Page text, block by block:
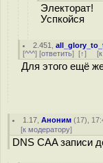
Электорат!
Успкойся
2.451 ,
[^^^] [ответить] [↑] [
Для этого ещё
1.17 ,Аноним (17),
[к модератору]
DNS CAA записи